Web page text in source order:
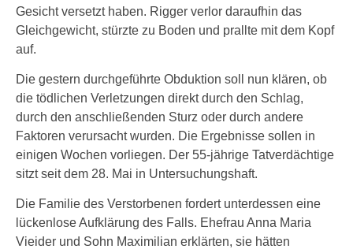
Gesicht versetzt haben. Rigger verlor daraufhin das
Gleichgewicht, stürzte zu Boden und prallte mit dem Kopf
auf.
Die gestern durchgeführte Obduktion soll nun klären, ob
die tödlichen Verletzungen direkt durch den Schlag,
durch den anschließenden Sturz oder durch andere
Faktoren verursacht wurden. Die Ergebnisse sollen in
einigen Wochen vorliegen. Der 55-jährige Tatverdächtige
sitzt seit dem 28. Mai in Untersuchungshaft.
Die Familie des Verstorbenen fordert unterdessen eine
lückenlose Aufklärung des Falls. Ehefrau Anna Maria
Vieider und Sohn Maximilian erklärten, sie hätten